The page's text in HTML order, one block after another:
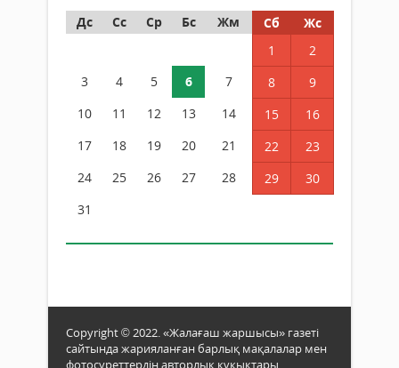
Дс
Сс Ср Бс Жм Сб
Жс
1
2
3
4 5 6 7 8
9
10
11 12 13 14 15
16
17
18 19 20 21 22
23
24
25 26 27 28 29
30
31
Copyright © 2022. «Жалағаш жаршысы» газеті
сайтында жарияланған барлық мақалалар мен
фотосуреттердің авторлық құқықтары